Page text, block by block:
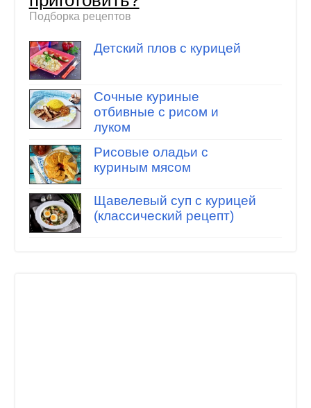
Подборка рецептов
Детский плов с курицей
Сочные куриные
отбивные с рисом и
луком
Рисовые оладьи с
куриным мясом
Щавелевый суп с курицей
(классический рецепт)